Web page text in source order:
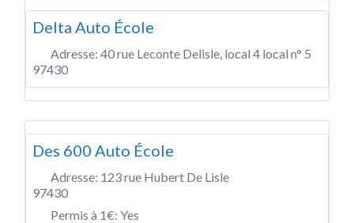
Delta Auto École
Adresse: 40 rue Leconte Delisle, local 4 local n° 5
97430
Des 600 Auto École
Adresse: 123 rue Hubert De Lisle
97430
Permis à 1€: Yes